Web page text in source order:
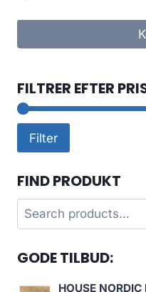
FILTRER EFTER
Filter
FIND PRODUKT
Search
for:
GODE TILBUD:
HOUSE